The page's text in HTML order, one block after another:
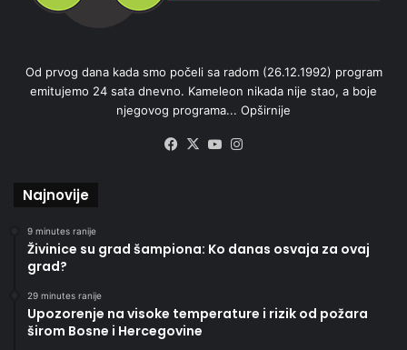
Od prvog dana kada smo počeli sa radom (26.12.1992) program
emitujemo 24 sata dnevno. Kameleon nikada nije stao, a boje
njegovog programa... Opširnije
Facebook
X YouTube
Najnovije
9 minutes ranije
Živinice su grad šampiona: Ko danas osvaja za ovaj
grad?
29 minutes ranije
Upozorenje na visoke temperature i rizik od požara
širom Bosne i Hercegovine